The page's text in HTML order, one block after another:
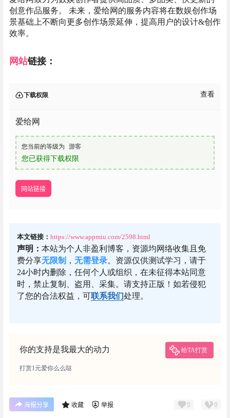
创意作品服务。 未来，爱给网的服务内容将在数娱创作场
景基础上不断向更多创作场景延伸，提高用户的设计&创作
效率。
网站链接：
下载权限 查看
爱给网
您当前的等级为 游客
您已获得下载权限
网站链接
本文链接： https://www.appmiu.com/2598.html
声明： 本站为个人非盈利博客，资源均网络收集且免
费分享无限制 ， 无需登录。资源仅供测试学习，请于
24小时内删除，任何个人或组织，在未征得本站同意
时，禁止复制、盗用、采集。请支持正版！如若侵犯
了您的合法权益，可联系我们处理。
你的支持是我最大的动力 给TA打赏
打赏1元爱你么么哒
海报分享 收藏 举报 0 0